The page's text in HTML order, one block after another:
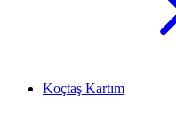
Koçtaş Kartım